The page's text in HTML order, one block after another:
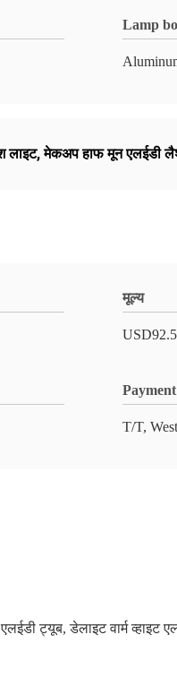
Lamp
लाइट,मेकअप हाफ मून एलईडी
मूल्य
T/T,
ट्यूब, डेलाइट वार्म व्हाइट